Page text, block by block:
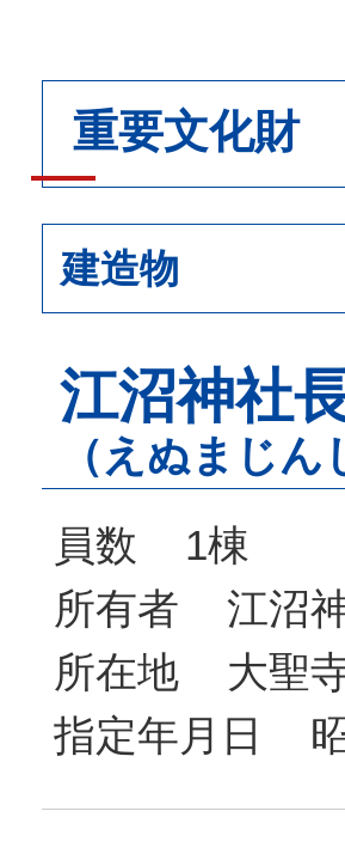
重要文化財
建造物
江沼神社
（えぬまじ
員数 1棟
所有者 江沼
所在地 大聖
指定年月日